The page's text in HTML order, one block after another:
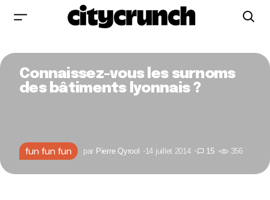
Connaissez-vous les surnoms
des bâtiments lyonnais ?
fun fun fun par Pierre Qyrool 14 juillet 2014 15 356